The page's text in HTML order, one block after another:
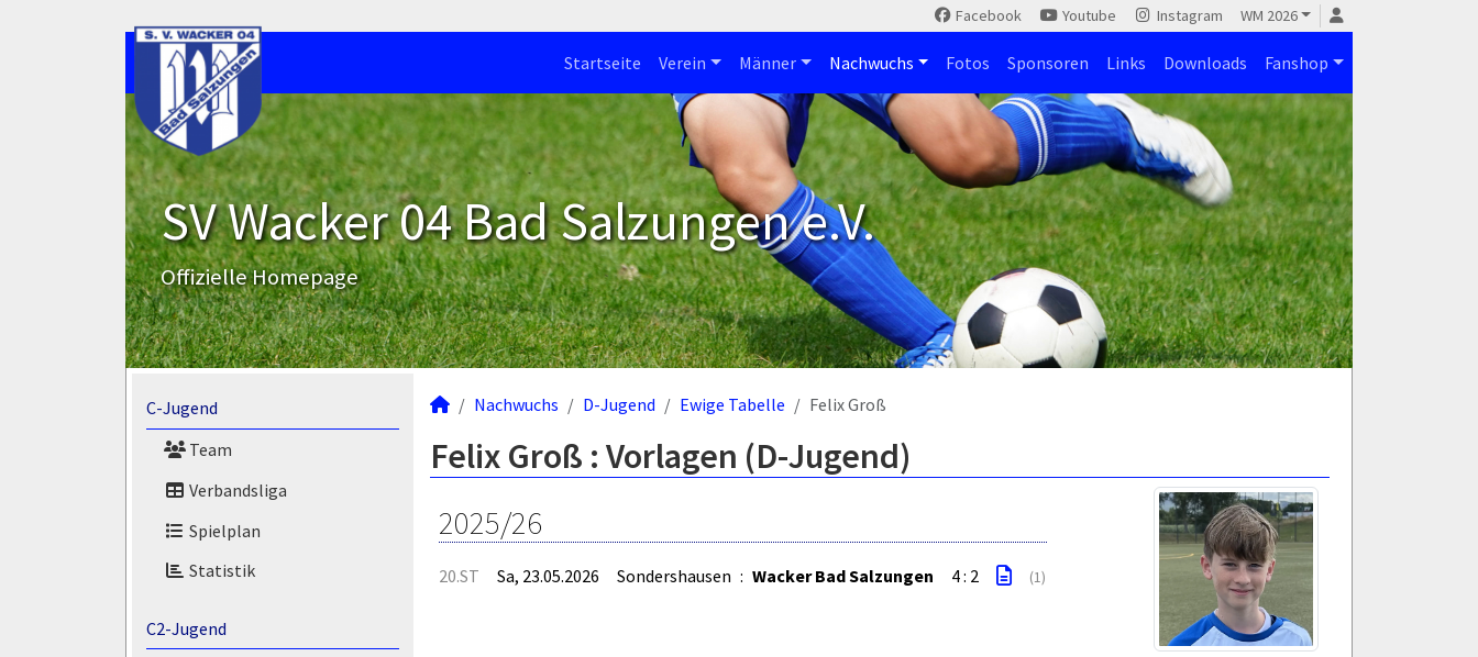
Facebook Youtube Instagram WM 2026
Startseite Verein Männer Nachwuchs Fotos Sponsoren Links Downloads Fanshop
SV Wacker 04 Bad Salzungen e.V.
Offizielle Homepage
C-Jugend
Team
Verbandsliga
Spielplan
Statistik
C2-Jugend
Nachwuchs D-Jugend Ewige Tabelle Felix Groß
Felix Groß : Vorlagen (D-Jugend)
2025/26
20.ST Sa, 23.05.2026 Sondershausen : Wacker Bad Salzungen 4 : 2 (1)